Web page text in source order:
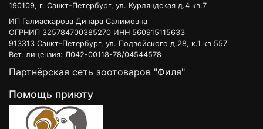
190109, г. Санкт-Петербург, ул. Курляндская д.4 кв.7
ИП Галиаскарова Динара Салимовна
ОГРНИП 325784700385270 ИНН 560915115633
913313 Санкт-Петербург, ул. Подвойского д.28, к.1 кв 557
Вет. лицензия: Л042-00118-78/04544578
Партнёрская сеть зоотоваров "Филя"
Помощь приюту